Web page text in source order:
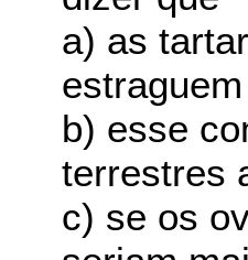
a) as
b) esse
terrestres
c) se os